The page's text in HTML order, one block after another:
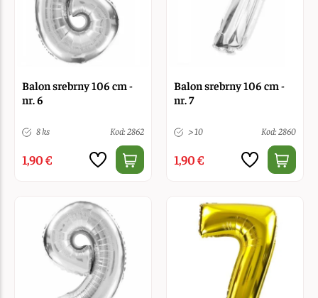
Balon srebrny 106 cm -
nr. 6
8 ks Kod: 2862
1,90 €
Balon srebrny 106 cm -
nr. 7
> 10 Kod: 2860
1,90 €